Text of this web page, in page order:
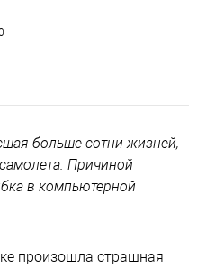
больше сотни жизней,
Причиной
в компьютерной
произошла страшная